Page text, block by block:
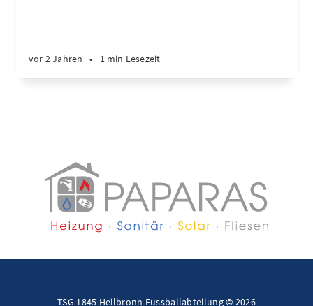
vor 2 Jahren • 1 min Lesezeit
TSG 1845 Heilbronn Fussballabteilung © 2026